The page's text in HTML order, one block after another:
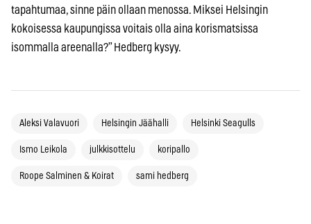
tapahtumaa, sinne päin ollaan menossa. Miksei Helsingin
kokoisessa kaupungissa voitais olla aina korismatsissa
isommalla areenalla?” Hedberg kysyy.
Aleksi Valavuori Helsingin Jäähalli Helsinki Seagulls
Ismo Leikola julkkisottelu koripallo
Roope Salminen & Koirat sami hedberg